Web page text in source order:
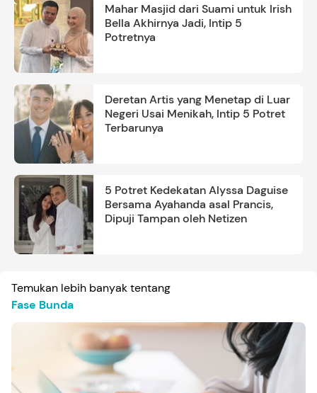
Mahar Masjid dari Suami untuk Irish
Bella Akhirnya Jadi, Intip 5
Potretnya
Deretan Artis yang Menetap di Luar
Negeri Usai Menikah, Intip 5 Potret
Terbarunya
5 Potret Kedekatan Alyssa Daguise
Bersama Ayahanda asal Prancis,
Dipuji Tampan oleh Netizen
Temukan lebih banyak tentang
Fase Bunda